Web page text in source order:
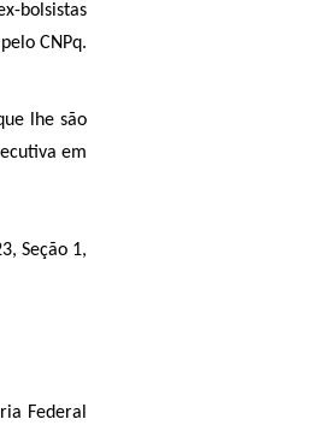
bolsistas
CNPq.
lhe são
em
Seção 1,
Federal